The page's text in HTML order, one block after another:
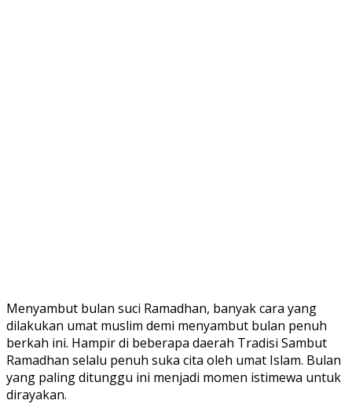
Menyambut bulan suci Ramadhan, banyak cara yang
dilakukan umat muslim demi menyambut bulan penuh
berkah ini. Hampir di beberapa daerah Tradisi Sambut
Ramadhan selalu penuh suka cita oleh umat Islam. Bulan
yang paling ditunggu ini menjadi momen istimewa untuk
dirayakan.